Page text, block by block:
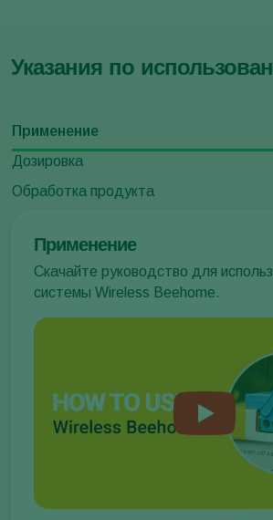
Указания по
Применение
Дозировка
Обработка продукта
Применение
Скачайте руководство для
системы Wireless Beehome.